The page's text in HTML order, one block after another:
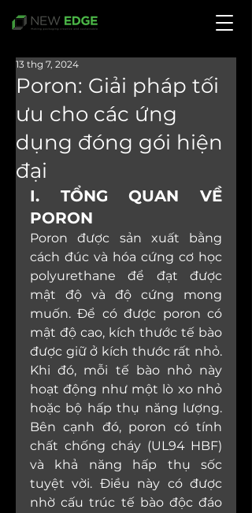
Poron: Giải pháp tối
ưu cho các ứng
dụng đóng gói hiện
đại
13 thg 7, 2024
I. TỔNG QUAN VỀ
PORON
Poron được sản xuất bằng
cách đúc và hóa cứng cơ học
polyurethane để đạt được
mật độ và độ cứng mong
muốn. Để có được poron có
mật độ cao, kích thước tế bào
được giữ ở kích thước rất nhỏ.
Khi đó, mỗi tế bào nhỏ này
hoạt động như một lò xo nhỏ
hoặc bộ hấp thụ năng lượng.
Bên cạnh đó, poron có tính
chất chống cháy (UL94 HBF)
và khả năng hấp thụ sốc
tuyệt vời. Điều này có được
nhờ cấu trúc tế bào độc đáo